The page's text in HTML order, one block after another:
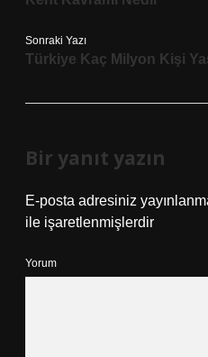
Sonraki Yazı
Türkiye Kaç Milyon Kişi
Bir yanıt yazın
E-posta adresiniz
ile işaretlenmişlerdir
Yorum